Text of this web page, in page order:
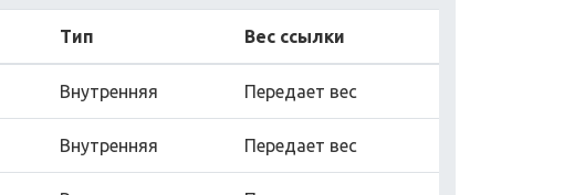
Тип Вес ссылки
Внутренняя Передает вес
Внутренняя Передает вес